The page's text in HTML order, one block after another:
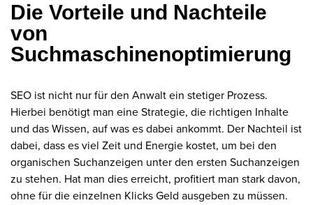
Die Vorteile und Nachteile
von
Suchmaschinenoptimierung
SEO ist nicht nur für den Anwalt ein stetiger Prozess.
Hierbei benötigt man eine Strategie, die richtigen Inhalte
und das Wissen, auf was es dabei ankommt. Der Nachteil ist
dabei, dass es viel Zeit und Energie kostet, um bei den
organischen Suchanzeigen unter den ersten Suchanzeigen
zu stehen. Hat man dies erreicht, profitiert man stark davon,
ohne für die einzelnen Klicks Geld ausgeben zu müssen.